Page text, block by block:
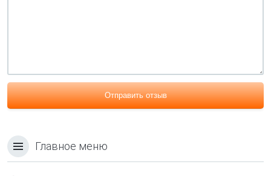
Отправить отзыв
Главное меню